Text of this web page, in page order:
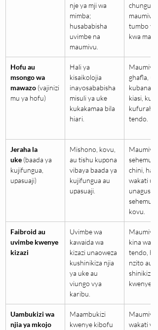
nje ya mji wa
mimba;
husababisha
uvimbe na
maumivu.
chungu,
maumivu
tumbo ya
kwa mara.
Hofu au
msongo wa
mawazo (vajinizi
mu ya hofu)
Hali ya
kisaikolojia
inayosababisha
misuli ya uke
kukakamaa bila
hiari.
Maumivu
ghafla, uke
kubana
kiasi,
kufurahia
tendo.
Jeraha la
uke (baada ya
kujifungua,
upasuaji)
Mishono, kovu,
au tishu kupona
vibaya baada ya
kujifungua au
upasuaji.
Maumivu
sehemu ya
chini, hasa
wakati
unagusa
sehemu
kovu.
Faibroid au
uvimbe kwenye
kizazi
Uvimbe wa
kawaida wa
kizazi unaoweza
kushinikiza njia
ya uke au
viungo vya
karibu.
Maumivu
kina
tendo,
nzito au
shinikizo
kwenye
Uambukizi wa
njia ya mkojo
Maambukizi
kwenye kibofu
Maumivu
wakati wa